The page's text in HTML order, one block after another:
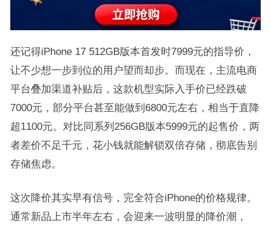
还记得iPhone 17 512GB版本首发时7999元的指导价，
让不少想一步到位的用户望而却步。而现在，主流电商
平台叠加渠道补贴后，这款机型实际入手价已经跌破
7000元，部分平台甚至能做到6800元左右，相当于直降
超1100元。对比同系列256GB版本5999元的起售价，两
者差价不足千元，花小钱就能解锁双倍存储，彻底告别
存储焦虑。
这次降价其实早有信号，完全符合iPhone的价格规律。
通常新品上市半年左右，会迎来一波明显的降价潮，